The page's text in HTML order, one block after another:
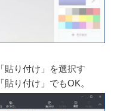
［保存しない］をクリ